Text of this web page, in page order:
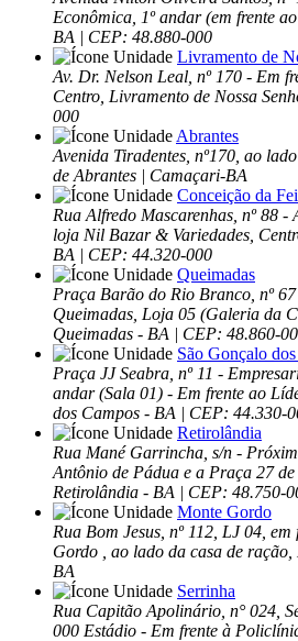
Econômica, 1º andar (em frente
BA | CEP: 48.880-000
Livramento de
Av. Dr. Nelson Leal, nº 170 - Em
Centro, Livramento de Nossa
000
Abrantes
Avenida Tiradentes, nº170, ao
de Abrantes | Camaçari-BA
Conceição da
Rua Alfredo Mascarenhas, nº 88
loja Nil Bazar & Variedades,
BA | CEP: 44.320-000
Queimadas
Praça Barão do Rio Branco, nº
Queimadas, Loja 05 (Galeria da
Queimadas - BA | CEP: 48.860-
São Gonçalo
Praça JJ Seabra, nº 11 -
andar (Sala 01) - Em frente ao
dos Campos - BA | CEP: 44.330-
Retirolândia
Rua Mané Garrincha, s/n -
Antônio de Pádua e a Praça 27 de
Retirolândia - BA | CEP: 48.750-
Monte Gordo
Rua Bom Jesus, nº 112, LJ 04,
Gordo , ao lado da casa de
BA
Serrinha
Rua Capitão Apolinário, n° 024,
000 Estádio - Em frente à